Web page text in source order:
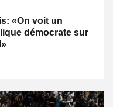
«On voit un
démocrate sur